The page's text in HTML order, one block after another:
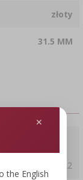
złoty
31.5 MM
2024-09-22
the English